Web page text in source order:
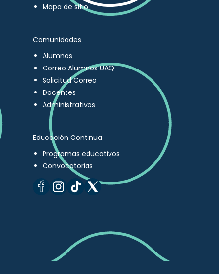
Mapa de sitio
Comunidades
Alumnos
Correo Alumnos UAQ
Solicitud Correo
Docentes
Administrativos
Educación Continua
Programas educativos
Convocatorias